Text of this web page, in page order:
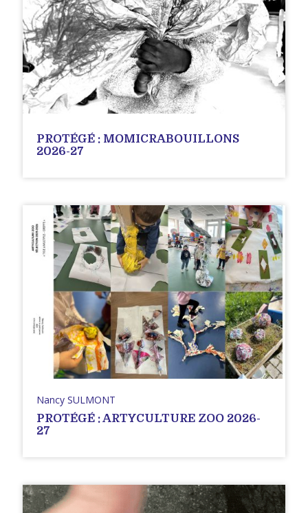
PROTÉGÉ : MOMICRABOUILLONS
2026-27
Nancy SULMONT
PROTÉGÉ : ARTYCULTURE ZOO 2026-
27